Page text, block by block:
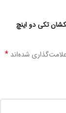
تکی دو اینچ
شده‌اند *